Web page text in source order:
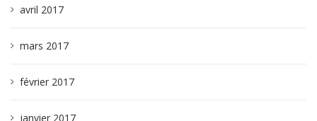
avril 2017
mars 2017
février 2017
janvier 2017